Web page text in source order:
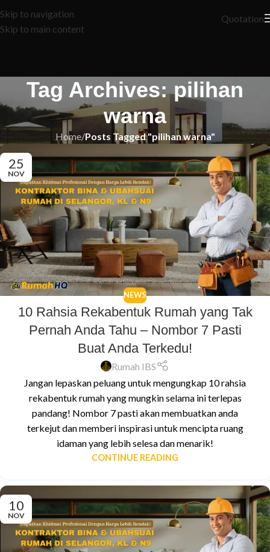
Skip to navigation
Skip to main content
Quotation
Tag Archives: pilihan
warna
Home/Posts Tagged "pilihan warna"
25
NOV
NEWS
10 Rahsia Rekabentuk Rumah yang Tak
Pernah Anda Tahu – Nombor 7 Pasti
Buat Anda Terkedu!
Rumah IBS
Jangan lepaskan peluang untuk mengungkap 10 rahsia
rekabentuk rumah yang mungkin selama ini terlepas
pandang! Nombor 7 pasti akan membuatkan anda
terkejut dan memberi inspirasi untuk mencipta ruang
idaman yang lebih selesa dan menarik!
CONTINUE READING
10
NOV